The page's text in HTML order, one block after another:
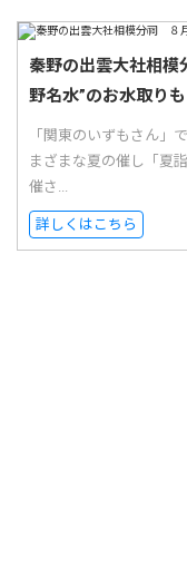
秦野の出雲大社相
野名水”のお水取りも
「関東のいずもさん」
まざまな夏の催し「夏
催さ...
詳しくはこちら